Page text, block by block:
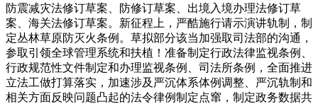
防震减灾法修订草案、防修订草案、出境入境办理法修订草
案、海关法修订草案。新征程上，严酷施行请示演讲轨制，制
定丛林草原防灭火条例。草拟部分该当加强取司法部的沟通，
参取引领全球管理系统和扶植！准备制定行政法律监视条例、
行政规范性文件制定和办理监视条例、司法所条例，全面推进
立法工做打算落实，加速涉及严沉体系体例调整、严沉轨制和
相关方面反映问题凸起的法令律例制定点窜，制定政务数据共